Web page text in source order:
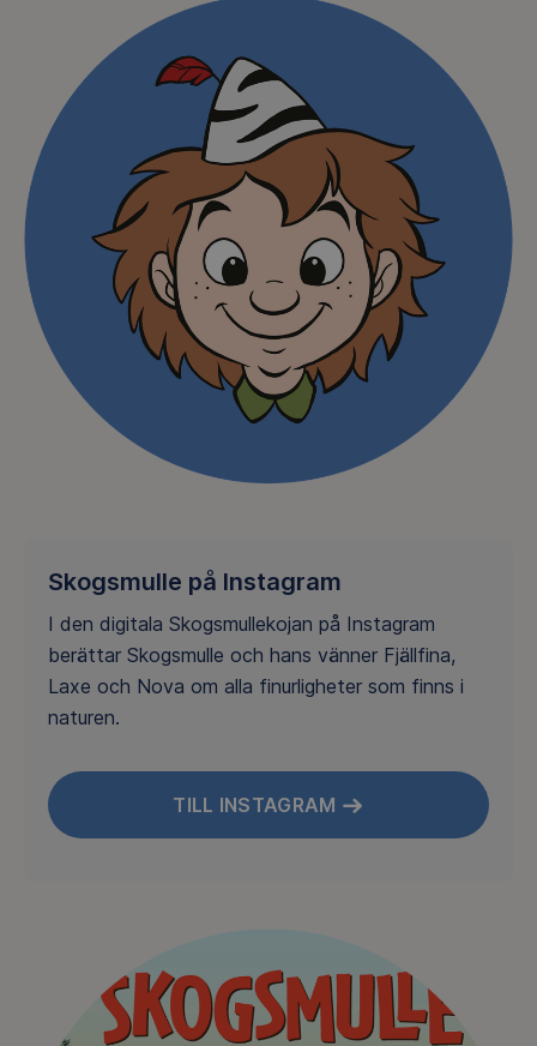
Skogsmulle på Instagram
I den digitala Skogsmullekojan på Instagram
berättar Skogsmulle och hans vänner Fjällfina,
Laxe och Nova om alla finurligheter som finns i
naturen.
TILL INSTAGRAM